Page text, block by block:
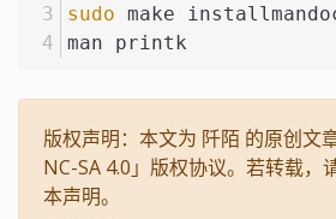
sudo make
man printk
版权声明：本文为 阡陌 的原创文
NC-SA 4.0」版权协议。若转载，
本声明。